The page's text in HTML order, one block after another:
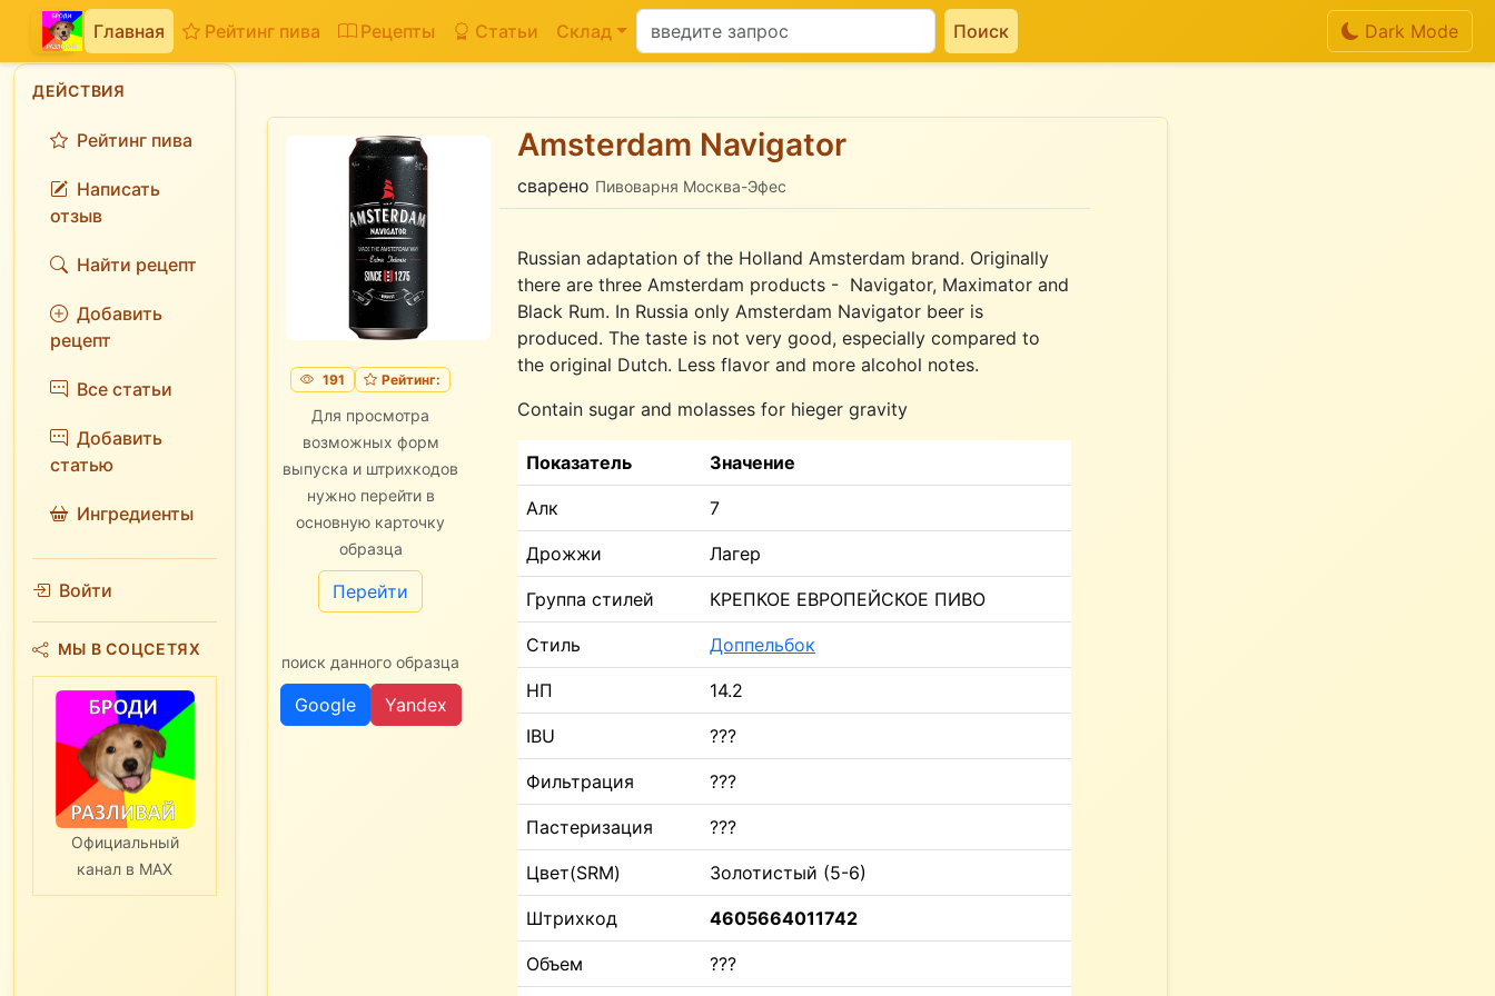
Главная Рейтинг пива Рецепты Статьи Склад Поиск Dark Mode
ДЕЙСТВИЯ
Рейтинг пива
Написать
отзыв
Найти рецепт
Добавить
рецепт
Все статьи
Добавить
статью
Ингредиенты
Войти
МЫ В СОЦСЕТЯХ
Официальный
канал в MAX
191 Рейтинг:
Для просмотра
возможных форм
выпуска и штрихкодов
нужно перейти в
основную карточку
образца
Перейти
поиск данного образца
Google Yandex
Amsterdam Navigator
сварено Пивоварня Москва-Эфес
Russian adaptation of the Holland Amsterdam brand. Originally
there are three Amsterdam products - Navigator, Maximator and
Black Rum. In Russia only Amsterdam Navigator beer is
produced. The taste is not very good, especially compared to
the original Dutch. Less flavor and more alcohol notes.
Contain sugar and molasses for hieger gravity
Показатель Значение
Алк 7
Дрожжи Лагер
Группа стилей КРЕПКОЕ ЕВРОПЕЙСКОЕ ПИВО
Стиль Доппельбок
НП 14.2
IBU ???
Фильтрация ???
Пастеризация ???
Цвет(SRM) Золотистый (5-6)
Штрихкод 4605664011742
Объем ???